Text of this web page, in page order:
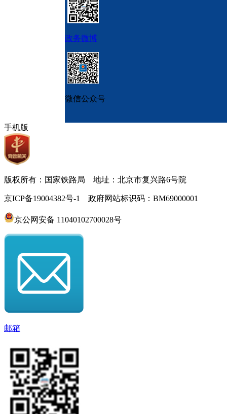
政务微博
微信公众号
手机版
版权所有：国家铁路局 地址：北京市复兴路6号院
京ICP备19004382号-1 政府网站标识码：BM69000001
京公网安备 11040102700028号
邮箱